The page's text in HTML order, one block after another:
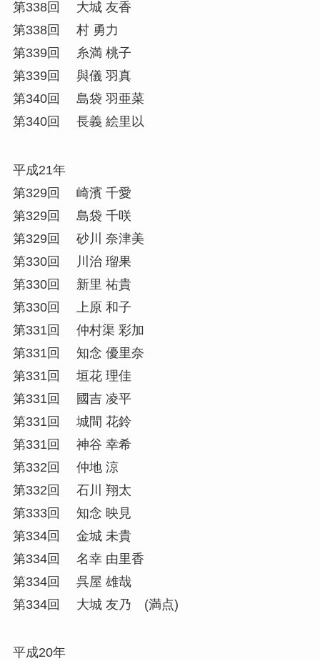
第338回 大城 友香
第338回 村 勇力
第339回 糸満 桃子
第339回 與儀 羽真
第340回 島袋 羽亜菜
第340回 長義 絵里以
平成21年
第329回 崎濱 千愛
第329回 島袋 千咲
第329回 砂川 奈津美
第330回 川治 瑠果
第330回 新里 祐貴
第330回 上原 和子
第331回 仲村渠 彩加
第331回 知念 優里奈
第331回 垣花 理佳
第331回 國吉 凌平
第331回 城間 花鈴
第331回 神谷 幸希
第332回 仲地 涼
第332回 石川 翔太
第333回 知念 映見
第334回 金城 未貴
第334回 名幸 由里香
第334回 呉屋 雄哉
第334回 大城 友乃 (満点)
平成20年